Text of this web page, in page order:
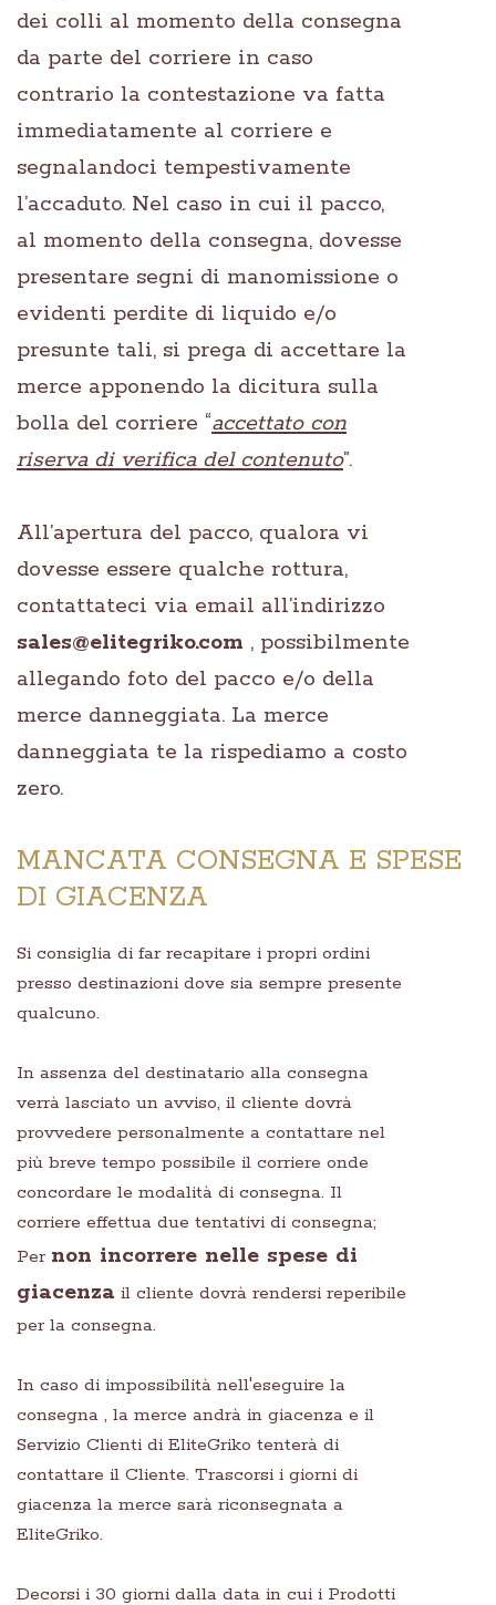
dei colli al momento della consegna
da parte del corriere in caso
contrario la contestazione va fatta
immediatamente al corriere e
segnalandoci tempestivamente
l’accaduto. Nel caso in cui il pacco,
al momento della consegna, dovesse
presentare segni di manomissione o
evidenti perdite di liquido e/o
presunte tali, si prega di accettare la
merce apponendo la dicitura sulla
bolla del corriere “accettato con
riserva di verifica del contenuto”.
All’apertura del pacco, qualora vi
dovesse essere qualche rottura,
contattateci via email all’indirizzo
sales@elitegriko.com , possibilmente
allegando foto del pacco e/o della
merce danneggiata. La merce
danneggiata te la rispediamo a costo
zero.
MANCATA CONSEGNA E SPESE
DI GIACENZA
Si consiglia di far recapitare i propri ordini
presso destinazioni dove sia sempre presente
qualcuno.
In assenza del destinatario alla consegna
verrà lasciato un avviso, il cliente dovrà
provvedere personalmente a contattare nel
più breve tempo possibile il corriere onde
concordare le modalità di consegna. Il
corriere effettua due tentativi di consegna;
Per non incorrere nelle spese di
giacenza il cliente dovrà rendersi reperibile
per la consegna.
In caso di impossibilità nell'eseguire la
consegna , la merce andrà in giacenza e il
Servizio Clienti di EliteGriko tenterà di
contattare il Cliente. Trascorsi i giorni di
giacenza la merce sarà riconsegnata a
EliteGriko.
Decorsi i 30 giorni dalla data in cui i Prodotti